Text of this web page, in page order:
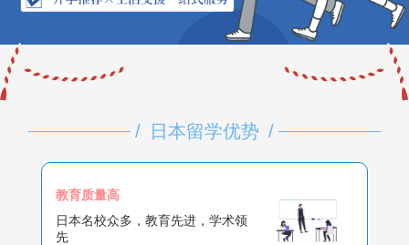
/ 日本留学优势 /
教育质量高
日本名校众多，教育先进，学术领
先